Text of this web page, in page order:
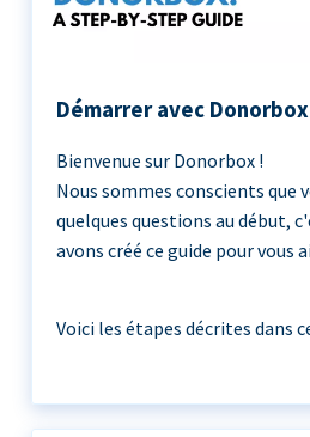
Démarrer avec Donorbox
Bienvenue sur Donorbox !
Nous sommes conscients que
quelques questions au début,
avons créé ce guide pour vous
Voici les étapes décrites dans